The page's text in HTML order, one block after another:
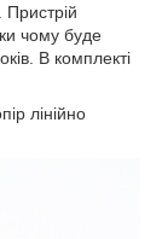
чому буде
В комплекті
лінійно